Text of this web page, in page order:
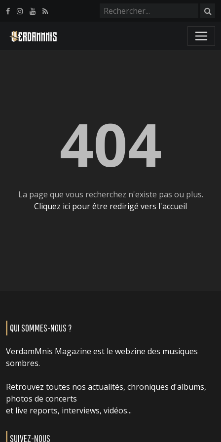
404
La page que vous recherchez n'existe pas ou plus.
Cliquez ici pour être redirigé vers l'accueil
QUI SOMMES-NOUS ?
VerdamMnis Magazine est le webzine des musiques
sombres.
Retrouvez toutes nos actualités, chroniques d'albums,
photos de concerts
et live reports, interviews, vidéos...
SUIVEZ-NOUS
Panneau de gestion des cookies